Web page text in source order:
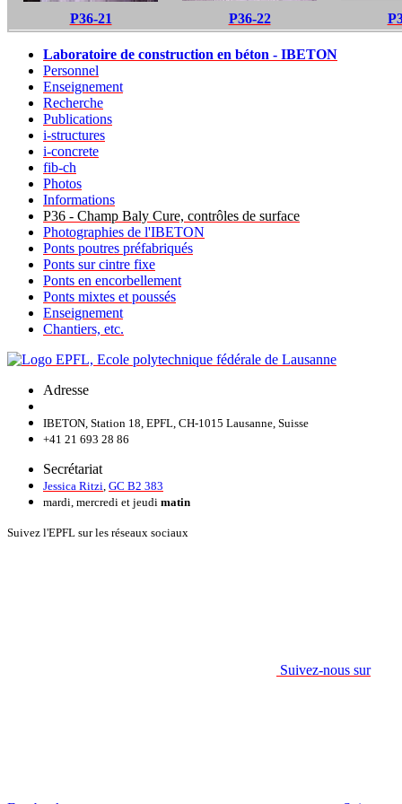
P36-21 P36-22
Laboratoire de construction en béton - IBETON
Personnel
Enseignement
Recherche
Publications
i-structures
i-concrete
fib-ch
Photos
Informations
P36 - Champ Baly Cure, contrôles de surface
Photographies de l'IBETON
Ponts poutres préfabriqués
Ponts sur cintre fixe
Ponts en encorbellement
Ponts mixtes et poussés
Enseignement
Chantiers, etc.
Adresse
IBETON, Station 18, EPFL, CH-1015 Lausanne, Suisse
+41 21 693 28 86
Secrétariat
Jessica Ritzi GC B2 383
mardi, mercredi et jeudi matin
Suivez l'EPFL sur les réseaux sociaux
Suivez-nous sur